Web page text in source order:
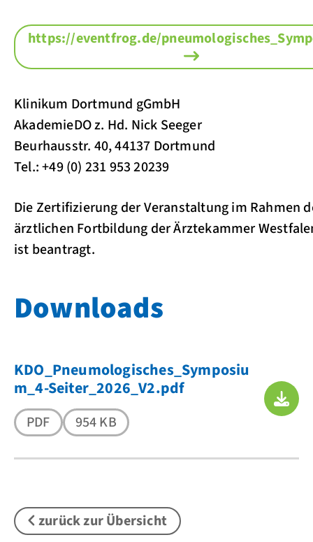
https://eventfrog.de/
Klinikum Dortmund gGmbH
AkademieDO z. Hd. Nick Seeger
Beurhausstr. 40, 44137 Dortmund
Tel.: +49 (0) 231 953 20239
Die Zertifizierung der Veranstaltung im Rahmen
ärztlichen Fortbildung der Ärztekammer
ist beantragt.
Downloads
KDO_Pneumologisches_Symposiu
m_4-Seiter_2026_V2.pdf
PDF 954 KB
zurück zur Übersicht